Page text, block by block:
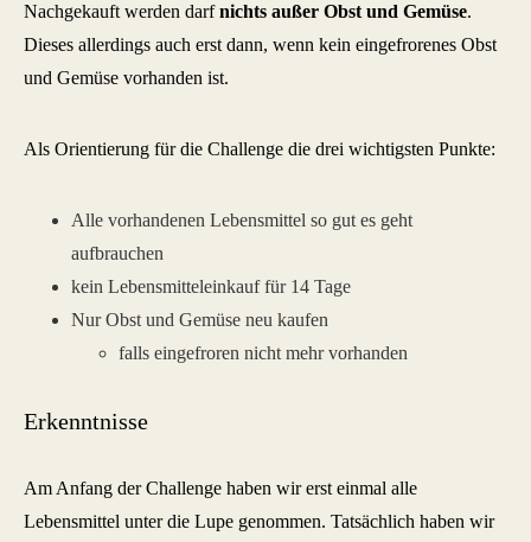
Nachgekauft werden darfnichts außer Obst und Gemüse.
Dieses allerdings auch erst dann, wenn kein eingefrorenes Obst
und Gemüse vorhanden ist.
Als Orientierung für die Challenge die drei wichtigsten Punkte:
Alle vorhandenen Lebensmittel so gut es geht
aufbrauchen
kein Lebensmitteleinkauf für 14 Tage
Nur Obst und Gemüse neu kaufen
falls eingefroren nicht mehr vorhanden
Erkenntnisse
Am Anfang der Challenge haben wir erst einmal alle
Lebensmittel unter die Lupe genommen. Tatsächlich haben wir